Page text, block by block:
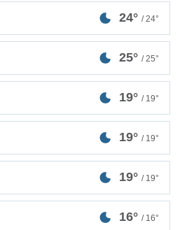
24° / 24°
25° / 25°
19° / 19°
19° / 19°
19° / 19°
16° / 16°